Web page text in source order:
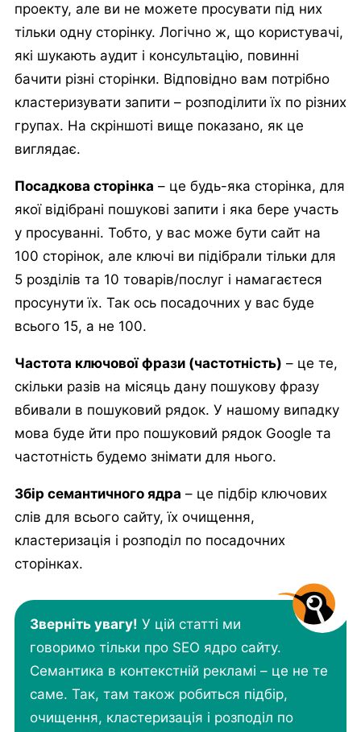
проекту, але ви не можете просувати під них
тільки одну сторінку. Логічно ж, що користувачі,
які шукають аудит і консультацію, повинні
бачити різні сторінки. Відповідно вам потрібно
кластеризувати запити – розподілити їх по різних
групах. На скріншоті вище показано, як це
виглядає.
Посадкова сторінка – це будь-яка сторінка, для
якої відібрані пошукові запити і яка бере участь
у просуванні. Тобто, у вас може бути сайт на
100 сторінок, але ключі ви підібрали тільки для
5 розділів та 10 товарів/послуг і намагаєтеся
просунути їх. Так ось посадочних у вас буде
всього 15, а не 100.
Частота ключової фрази (частотність) – це те,
скільки разів на місяць дану пошукову фразу
вбивали в пошуковий рядок. У нашому випадку
мова буде йти про пошуковий рядок Google та
частотність будемо знімати для нього.
Збір семантичного ядра – це підбір ключових
слів для всього сайту, їх очищення,
кластеризація і розподіл по посадочних
сторінках.
Зверніть увагу! У цій статті ми
говоримо тільки про SEO ядро сайту.
Семантика в контекстній рекламі – це не те
саме. Так, там також робиться підбір,
очищення, кластеризація і розподіл по